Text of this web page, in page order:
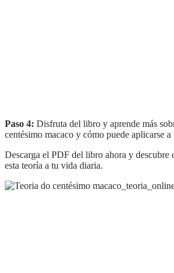
Paso 4: Disfruta del libro y aprende más
centésimo macaco y cómo puede aplicarse
Descarga el PDF del libro ahora y descubre cómo puedes aplicar
esta teoría a tu vida diaria.